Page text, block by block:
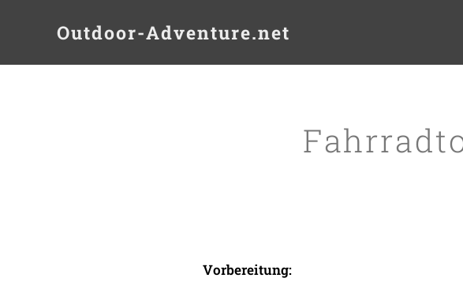
Outdoor-Adventure.net
Vorbereitung: